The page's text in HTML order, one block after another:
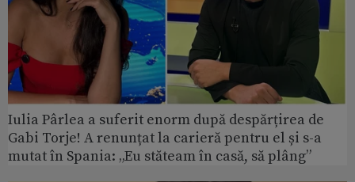
Iulia Pârlea a suferit enorm după despărțirea de
Gabi Torje! A renunțat la carieră pentru el și s-a
mutat în Spania: „Eu stăteam în casă, să plâng”